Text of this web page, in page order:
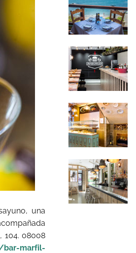
una
104. 08008
marfil-